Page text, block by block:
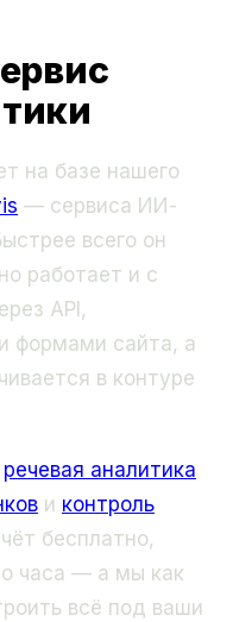
на базе нашего
— сервиса ИИ-
всего он
работает и с
API,
формами сайта, а
в контуре
речевая аналитика
и контроль
бесплатно,
часа — а мы как
всё под ваши